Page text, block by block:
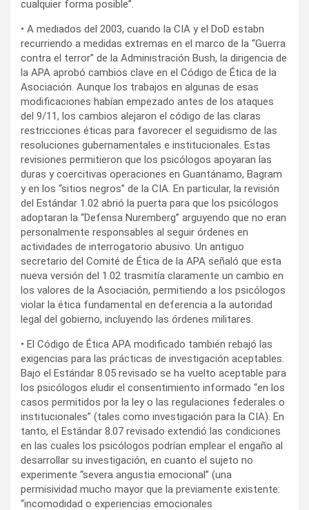
cualquier forma posible”.
• A mediados del 2003, cuando la CIA y el DoD estabn
recurriendo a medidas extremas en el marco de la “Guerra
contra el terror” de la Administración Bush, la dirigencia de
la APA aprobó cambios clave en el Código de Ética de la
Asociación. Aunque los trabajos en algunas de esas
modificaciones habían empezado antes de los ataques
del 9/11, los cambios alejaron el código de las claras
restricciones éticas para favorecer el seguidismo de las
resoluciones gubernamentales e institucionales. Estas
revisiones permitieron que los psicólogos apoyaran las
duras y coercitivas operaciones en Guantánamo, Bagram
y en los “sitios negros” de la CIA. En particular, la revisión
del Estándar 1.02 abrió la puerta para que los psicólogos
adoptaran la “Defensa Nuremberg” arguyendo que no eran
personalmente responsables al seguir órdenes en
actividades de interrogatorio abusivo. Un antiguo
secretario del Comité de Ética de la APA señaló que esta
nueva versión del 1.02 trasmitía claramente un cambio en
los valores de la Asociación, permitiendo a los psicólogos
violar la ética fundamental en deferencia a la autoridad
legal del gobierno, incluyendo las órdenes militares.
• El Código de Ética APA modificado también rebajó las
exigencias para las prácticas de investigación aceptables.
Bajo el Estándar 8.05 revisado se ha vuelto aceptable para
los psicólogos eludir el consentimiento informado “en los
casos permitidos por la ley o las regulaciones federales o
institucionales” (tales como investigación para la CIA). En
tanto, el Estándar 8.07 revisado extendió las condiciones
en las cuales los psicólogos podrían emplear el engaño al
desarrollar su investigación, en cuanto el sujeto no
experimente “severa angustia emocional” (una
permisividad mucho mayor que la previamente existente:
“incomodidad o experiencias emocionales